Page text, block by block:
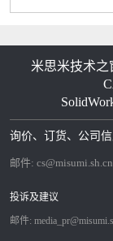
米思米技术之
询价、订货、公司
邮件: cs@misumi.sh.cn
投诉及建议
邮件: